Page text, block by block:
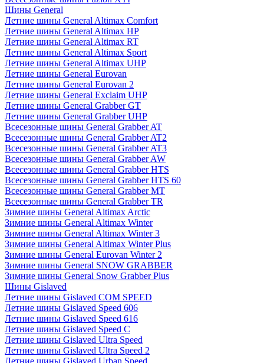
Шины General
Летние шины General Altimax Comfort
Летние шины General Altimax HP
Летние шины General Altimax RT
Летние шины General Altimax Sport
Летние шины General Altimax UHP
Летние шины General Eurovan
Летние шины General Eurovan 2
Летние шины General Exclaim UHP
Летние шины General Grabber GT
Летние шины General Grabber UHP
Всесезонные шины General Grabber AT
Всесезонные шины General Grabber AT2
Всесезонные шины General Grabber AT3
Всесезонные шины General Grabber AW
Всесезонные шины General Grabber HTS
Всесезонные шины General Grabber HTS 60
Всесезонные шины General Grabber MT
Всесезонные шины General Grabber TR
Зимние шины General Altimax Arctic
Зимние шины General Altimax Winter
Зимние шины General Altimax Winter 3
Зимние шины General Altimax Winter Plus
Зимние шины General Eurovan Winter 2
Зимние шины General SNOW GRABBER
Зимние шины General Snow Grabber Plus
Шины Gislaved
Летние шины Gislaved COM SPEED
Летние шины Gislaved Speed 606
Летние шины Gislaved Speed 616
Летние шины Gislaved Speed C
Летние шины Gislaved Ultra Speed
Летние шины Gislaved Ultra Speed 2
Летние шины Gislaved Urban Speed